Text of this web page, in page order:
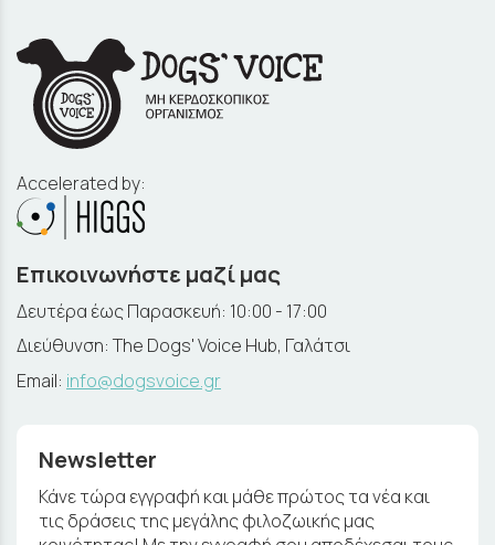
Accelerated by:
Επικοινωνήστε μαζί μας
Δευτέρα έως Παρασκευή: 10:00 - 17:00
Διεύθυνση: The Dogs' Voice Hub, Γαλάτσι
Email: info@dogsvoice.gr
Newsletter
Κάνε τώρα εγγραφή και μάθε πρώτος τα νέα και
τις δράσεις της μεγάλης φιλοζωικής μας